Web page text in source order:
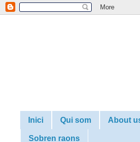
Inici Qui som About
Sobren raons